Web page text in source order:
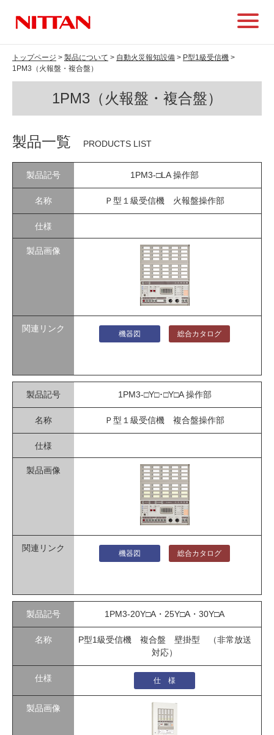
トップページ > 製品について > 自動火災報知設備 > P型1級受信機 >
1PM3（火報盤・複合盤）
1PM3（火報盤・複合盤）
製品一覧 PRODUCTS LIST
1PM3-□LA 操作部
Ｐ型１級受信機 火報盤操作部
機器図 総合カタログ
1PM3-□Y□･□Y□A 操作部
Ｐ型１級受信機 複合盤操作部
機器図 総合カタログ
1PM3-20Y□A・25Y□A・30Y□A
P型1級受信機 複合盤 壁掛型 （非常放送
対応）
仕 様